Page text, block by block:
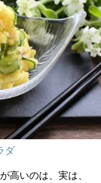
ダ
高いのは、実は、